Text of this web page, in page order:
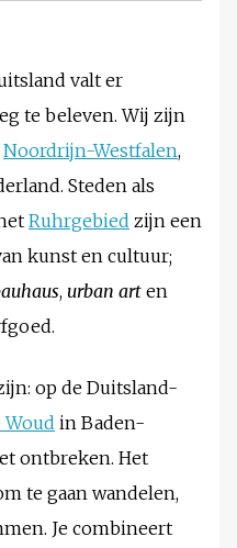
valt er
te beleven. Wij zijn
Noordrijn-Westfalen,
Steden als
Ruhrgebied zijn een
kunst en cultuur;
, urban art en
op de Duitsland-
Woud in Baden-
ontbreken. Het
te gaan wandelen,
Je combineert